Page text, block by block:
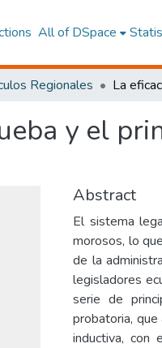
All of DSpace
Regionales
y el
Abstract
El sistema
morosos, lo
de la
legisladores
serie de
probatoria, que
inductiva, con